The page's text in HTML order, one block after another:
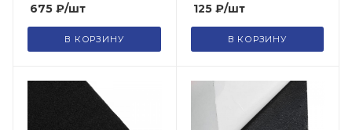
675 ₽/шт
В КОРЗИНУ
125₽/шт
В КОРЗИНУ